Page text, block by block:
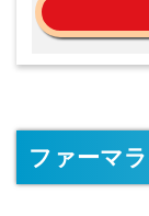
ファーマ